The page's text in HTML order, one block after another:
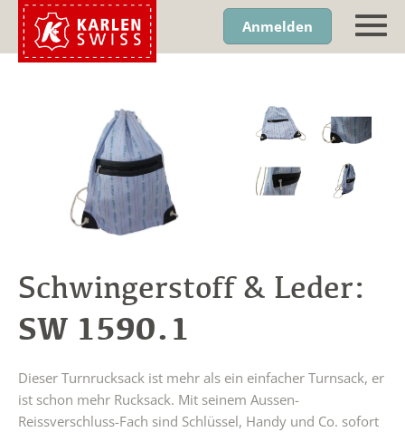
Anmelden
Schwingerstoff & Leder:
SW 1590.1
Dieser Turnrucksack ist mehr als ein einfacher Turnsack, er
ist schon mehr Rucksack. Mit seinem Aussen-
Reissverschluss-Fach sind Schlüssel, Handy und Co. sofort